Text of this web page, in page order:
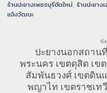
ร้านปะยางเพชรบุรีตัดใหม่ ร้านปะยางเ
แจ้งวัฒนะ
ป
ปะยางนอกสถาน
พระนคร เขตดุสิต เข
สัมพันธวงศ์ เขตดิน
พญาไท เขตราชเท